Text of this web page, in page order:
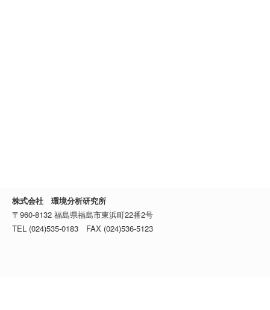
株式会社 環境分析研究所
〒960-8132 福島県福島市東浜町22番2号
TEL (024)535-0183 FAX (024)536-5123